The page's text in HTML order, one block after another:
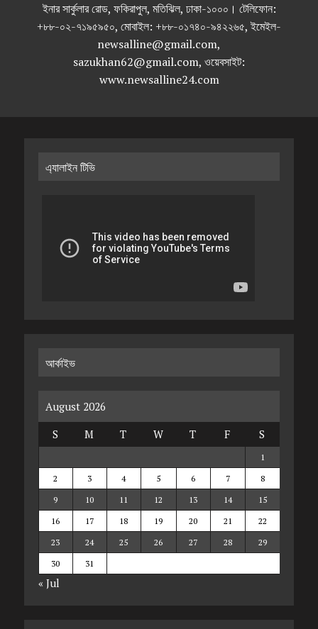
ইনার সার্কুলার রোড, ফকিরাপুল, মতিঝিল, ঢাকা-১০০০। টেলিফোন:
+৮৮-০২-৭১৯৫৯৫০, মোবাইল: +৮৮-০১৭৪০-৯৪২২৬৫, ইমেইল-
newsalline@gmail.com,
sazukhan62@gmail.com, ওয়েবসাইট:
www.newsalline24.com
এ্যালাইন টিভি
আর্কাইভ
August 2026
S
M T W T F S
1
2
3 4 5 6 7
8
9
10 11 12 13 14
15
16
17 18 19 20 21
22
23
24 25 26 27 28
29
30
31
« Jul